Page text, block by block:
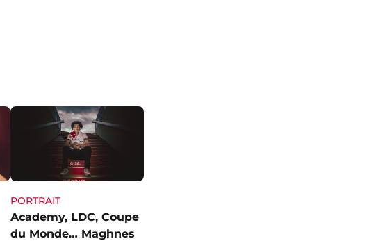
PORTRAIT
Academy, LDC, Coupe
du Monde… Maghnes